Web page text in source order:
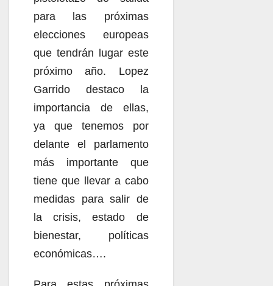
para las próximas
elecciones europeas
que tendrán lugar este
próximo año. Lopez
Garrido destaco la
importancia de ellas,
ya que tenemos por
delante el parlamento
más importante que
tiene que llevar a cabo
medidas para salir de
la crisis, estado de
bienestar, políticas
económicas….